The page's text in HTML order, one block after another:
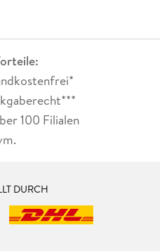
100 Filialen
DURCH